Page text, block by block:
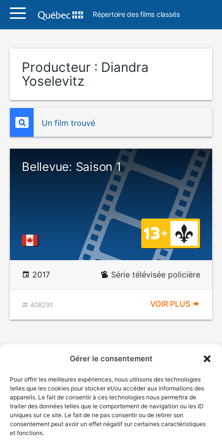
Gérer le consentement
Pour offrir les meilleures expériences, nous utilisons des technologies
telles que les cookies pour stocker et/ou accéder aux informations des
appareils. Le fait de consentir à ces technologies nous permettra de
traiter des données telles que le comportement de navigation ou les ID
uniques sur ce site. Le fait de ne pas consentir ou de retirer son
consentement peut avoir un effet négatif sur certaines caractéristiques
et fonctions.
Répertoire des films classés
Producteur : Diandra
Yoselevitz
Un film trouvé
Bellevue: Saison 1
2017 Série télévisée policière
408291 VOIR PLUS